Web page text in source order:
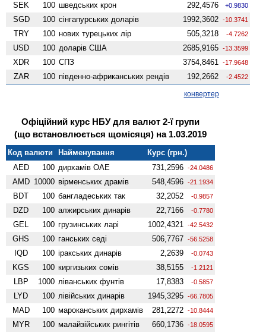
SEK 100 шведських крон 292,4576 +0.9830
SGD 100 сінгапурських доларів 1992,3602 -10.3741
TRY 100 нових турецьких лір 505,3218 -4.7262
USD 100 доларів США 2685,9165 -13.3599
XDR 100 СПЗ 3754,8461 -17.9648
ZAR 100 південно-африканських рендів 192,2662 -2.4522
конвертер
Офіційний курс НБУ для валют 2-ї групи
(що встановлюється щомісяця) на 1.03.2019
Код валюти Найменування
Курс (грн.)
AED
100 дирхамів ОАЕ 731,2596 -24.0486
AMD 10000 вiрменських драмів 548,4596 -21.1934
BDT 100 бангладеських так 32,2052 -0.9857
DZD 100 алжирських динарів 22,7166 -0.7780
GEL 100 грузинських ларі 1002,4321 -42.5432
GHS 100 ганських седі 506,7767 -56.5258
IQD 100 іракських динарів 2,2639 -0.0743
KGS 100 киргизьких сомів 38,5155 -1.2121
LBP 1000 ліванських фунтів 17,8383 -0.5857
LYD 100 лівійських динарів 1945,3295 -66.7805
MAD 100 мароканських дирхамів 281,2272 -10.8444
MYR 100 малайзійських рингітів 660,1736 -18.0595